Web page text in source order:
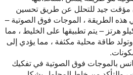
مؤقت جيد للتحلل عن طريق تحسين
هذه الطريقة ، الموجات فوق الصوتية –
في حدود 20 إلى 30 كيلو هرتز – يتم تطبيقها على الخليط ، مما
طاقة محلية مكثفة ، مما يؤدي إلى
بالموجات فوق الصوتية في تفكيك